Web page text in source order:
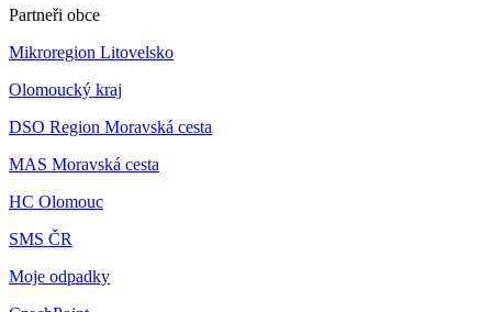
Partneři obce
Mikroregion Litovelsko
Olomoucký kraj
DSO Region Moravská cesta
MAS Moravská cesta
HC Olomouc
SMS ČR
Moje odpadky